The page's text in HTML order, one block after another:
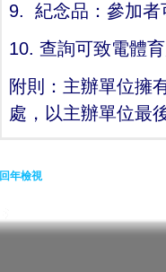
9. 紀念品：參
10. 查詢可致電體
附則：主辦單位擁
處，以主辦單位最
回年檢視